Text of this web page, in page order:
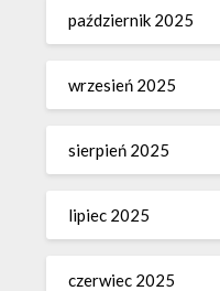
październik 2025
wrzesień 2025
sierpień 2025
lipiec 2025
czerwiec 2025